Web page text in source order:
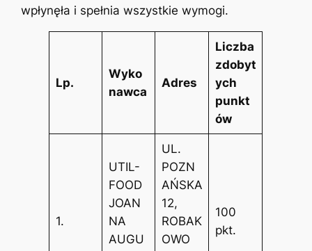
wpłynęła i spełnia wszystkie wymogi.
Lp.
Wyko
nawca
Adres
Liczba
zdobyt
ych
punkt
ów
1.
UTIL-
FOOD
JOAN
NA
AUGU
UL.
POZN
AŃSKA
12,
ROBAK
OWO
100
pkt.